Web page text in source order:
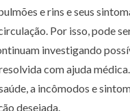
e rins e seus
Por isso, pode
investigando
com ajuda
a incômodos e
desejada.